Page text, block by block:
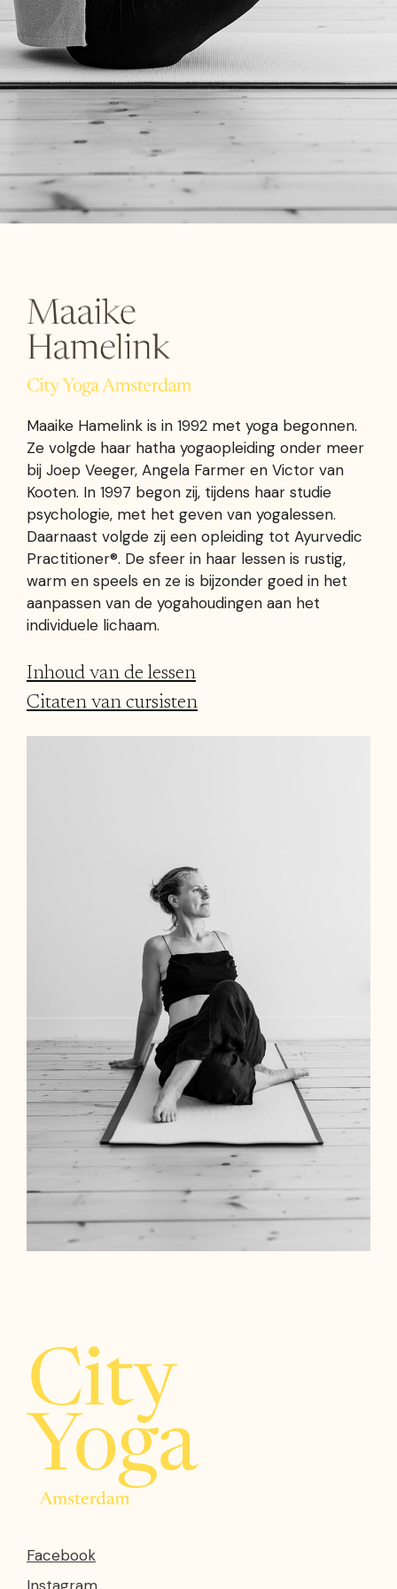
Maaike Hamelink is in 1992 met yoga begonnen.
Ze volgde haar hatha yogaopleiding onder meer
bij Joep Veeger, Angela Farmer en Victor van
Kooten. In 1997 begon zij, tijdens haar studie
psychologie, met het geven van yogalessen.
Daarnaast volgde zij een opleiding tot Ayurvedic
Practitioner®. De sfeer in haar lessen is rustig,
warm en speels en ze is bijzonder goed in het
aanpassen van de yogahoudingen aan het
individuele lichaam.
Inhoud van de lessen
Citaten van cursisten
Facebook